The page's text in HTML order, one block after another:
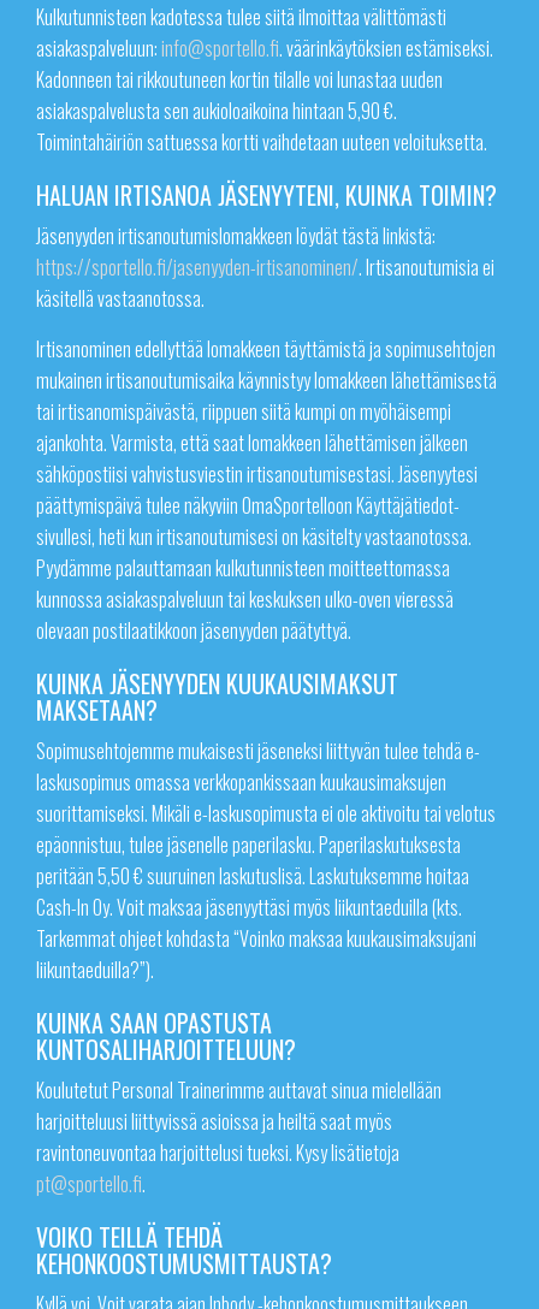
Kulkutunnisteen kadotessa tulee siitä ilmoittaa välittömästi
asiakaspalveluun:info@sportello.fi. väärinkäytöksien estämiseksi.
Kadonneen tai rikkoutuneen kortin tilalle voi lunastaa uuden
asiakaspalvelusta sen aukioloaikoina hintaan 5,90 €.
Toimintahäiriön sattuessa kortti vaihdetaan uuteen veloituksetta.
HALUAN IRTISANOA JÄSENYYTENI, KUINKA TOIMIN?
Jäsenyyden irtisanoutumislomakkeen löydät tästä linkistä:
https://sportello.fi/jasenyyden-irtisanominen/. Irtisanoutumisia ei
käsitellä vastaanotossa.
Irtisanominen edellyttää lomakkeen täyttämistä ja sopimusehtojen
mukainen irtisanoutumisaika käynnistyy lomakkeen lähettämisestä
tai irtisanomispäivästä, riippuen siitä kumpi on myöhäisempi
ajankohta. Varmista, että saat lomakkeen lähettämisen jälkeen
sähköpostiisi vahvistusviestin irtisanoutumisestasi. Jäsenyytesi
päättymispäivä tulee näkyviin OmaSportelloon Käyttäjätiedot-
sivullesi, heti kun irtisanoutumisesi on käsitelty vastaanotossa.
Pyydämme palauttamaan kulkutunnisteen moitteettomassa
kunnossa asiakaspalveluun tai keskuksen ulko-oven vieressä
olevaan postilaatikkoon jäsenyyden päätyttyä.
KUINKA JÄSENYYDEN KUUKAUSIMAKSUT
MAKSETAAN?
Sopimusehtojemme mukaisesti jäseneksi liittyvän tulee tehdä e-
laskusopimus omassa verkkopankissaan kuukausimaksujen
suorittamiseksi. Mikäli e-laskusopimusta ei ole aktivoitu tai velotus
epäonnistuu, tulee jäsenelle paperilasku. Paperilaskutuksesta
peritään 5,50 € suuruinen laskutuslisä. Laskutuksemme hoitaa
Cash-In Oy. Voit maksaa jäsenyyttäsi myös liikuntaeduilla (kts.
Tarkemmat ohjeet kohdasta “Voinko maksaa kuukausimaksujani
liikuntaeduilla?”).
KUINKA SAAN OPASTUSTA
KUNTOSALIHARJOITTELUUN?
Koulutetut Personal Trainerimme auttavat sinua mielellään
harjoitteluusi liittyvissä asioissa ja heiltä saat myös
ravintoneuvontaa harjoittelusi tueksi. Kysy lisätietoja
pt@sportello.fi.
VOIKO TEILLÄ TEHDÄ
KEHONKOOSTUMUSMITTAUSTA?